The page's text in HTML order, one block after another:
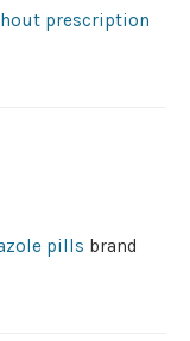
prescription
pills brand